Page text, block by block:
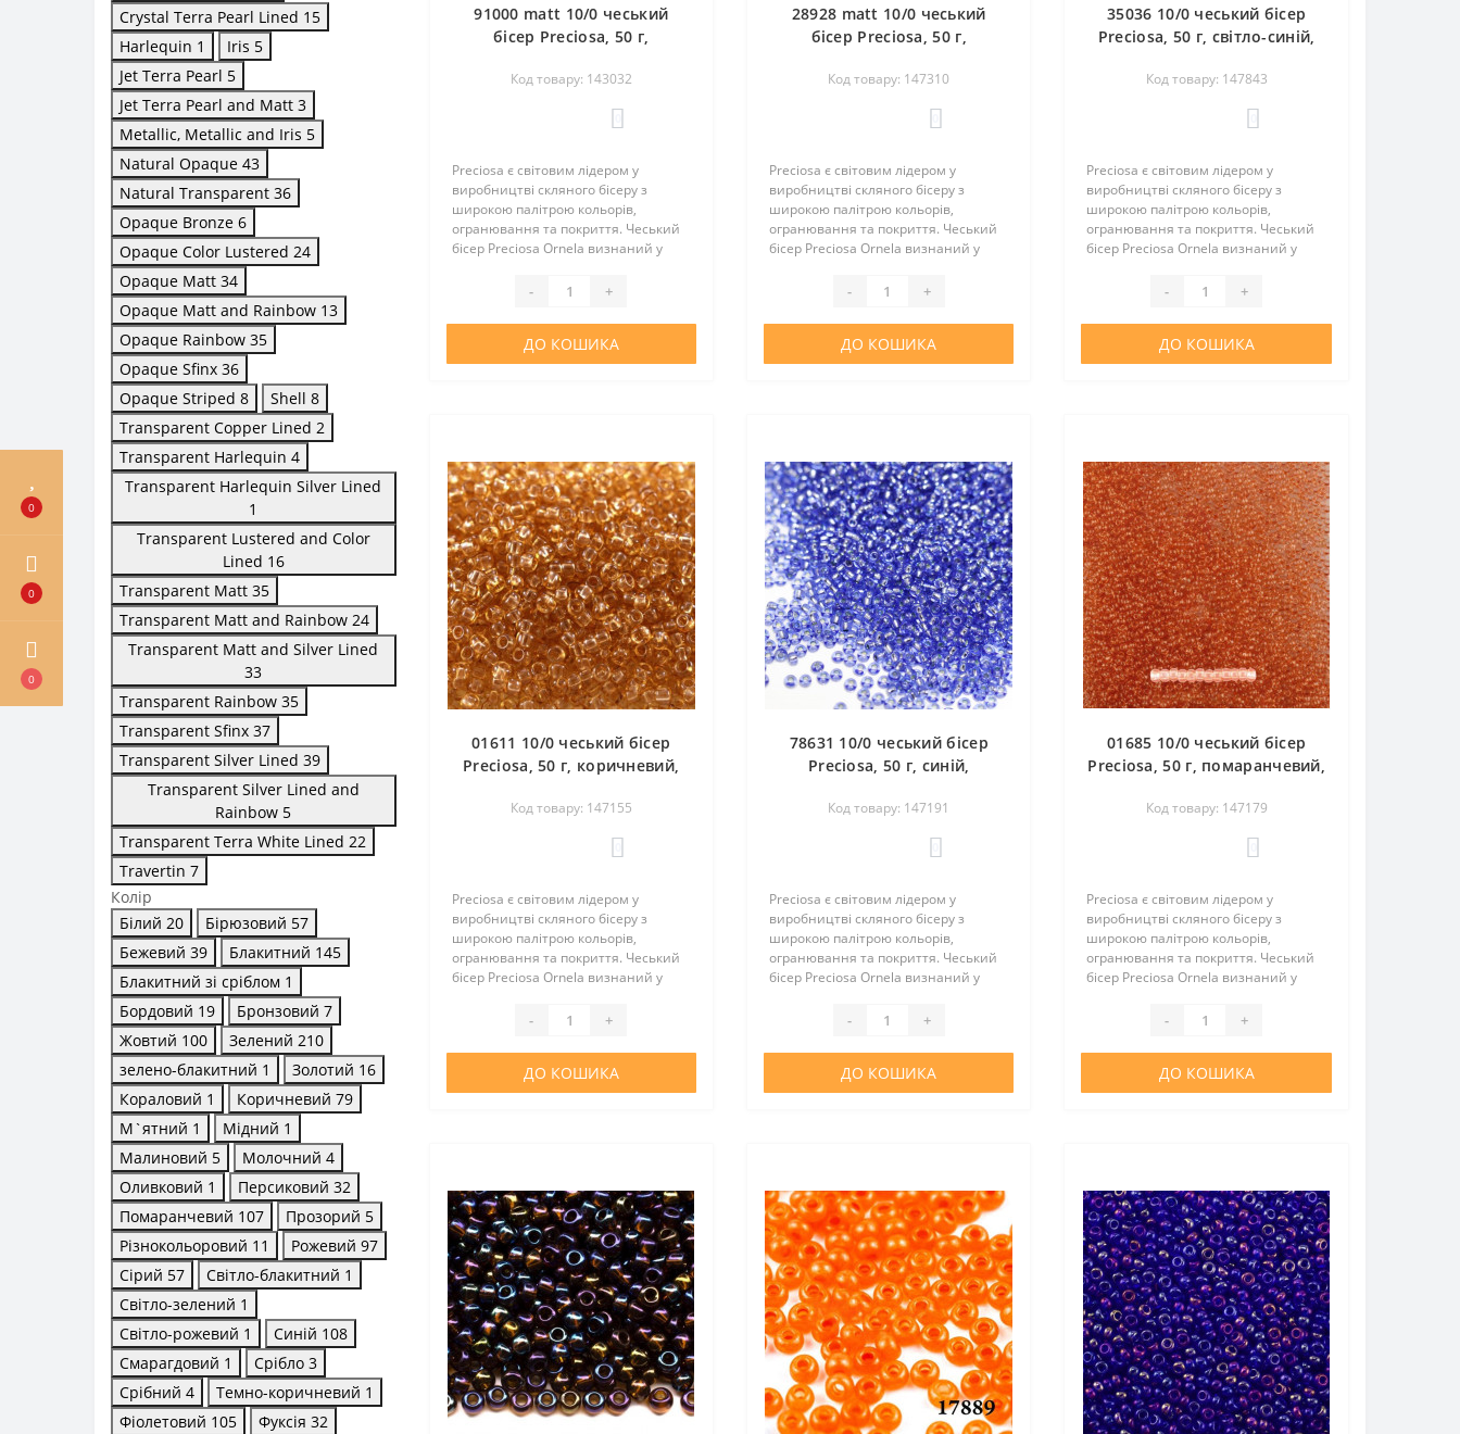
0
0
0
Crystal Terra Pearl Lined 15
Harlequin 1 Iris 5
Jet Terra Pearl 5
Jet Terra Pearl and Matt 3
Metallic, Metallic and Iris 5
Natural Opaque 43
Natural Transparent 36
Opaque Bronze 6
Opaque Color Lustered 24
Opaque Matt 34
Opaque Matt and Rainbow 13
Opaque Rainbow 35
Opaque Sfinx 36
Opaque Striped 8 Shell 8
Transparent Copper Lined 2
Transparent Harlequin 4
Transparent Harlequin Silver Lined
1
Transparent Lustered and Color
Lined 16
Transparent Matt 35
Transparent Matt and Rainbow 24
Transparent Matt and Silver Lined
33
Transparent Rainbow 35
Transparent Sfinx 37
Transparent Silver Lined 39
Transparent Silver Lined and
Rainbow 5
Transparent Terra White Lined 22
Travertin 7
Колір
Білий 20 Бірюзовий 57
Бежевий 39 Блакитний 145
Блакитний зі сріблом 1
Бордовий 19 Бронзовий 7
Жовтий 100 Зелений 210
зелено-блакитний 1 Золотий 16
Кораловий 1 Коричневий 79
М`ятний 1 Мідний 1
Малиновий 5 Молочний 4
Оливковий 1 Персиковий 32
Помаранчевий 107 Прозорий 5
Різнокольоровий 11 Рожевий 97
Сірий 57 Світло-блакитний 1
Світло-зелений 1
Світло-рожевий 1 Синій 108
Смарагдовий 1 Срібло 3
Срібний 4 Темно-коричневий 1
Фіолетовий 105 Фуксія 32
91000 matt 10/0 чеський
бісер Preciosa, 50 г,
райдужний матовий
Код товару: 143032
Preciosa є світовим лідером у
виробництві скляного бісеру з
широкою палітрою кольорів,
огранювання та покриття. Чеський
бісер Preciosa Ornela визнаний у
оптимальну вартість. Цей бісер
- +
ДО КОШИКА
28928 matt 10/0 чеський
бісер Preciosa, 50 г,
чорний бурштин
перламутровий матовий
Код товару: 147310
Preciosa є світовим лідером у
виробництві скляного бісеру з
широкою палітрою кольорів,
огранювання та покриття. Чеський
бісер Preciosa Ornela визнаний у
оптимальну вартість. Цей бісер
- +
ДО КОШИКА
35036 10/0 чеський бісер
Preciosa, 50 г, світло-синій,
Код товару: 147843
Preciosa є світовим лідером у
виробництві скляного бісеру з
широкою палітрою кольорів,
огранювання та покриття. Чеський
бісер Preciosa Ornela визнаний у
оптимальну вартість. Цей бісер
- +
ДО КОШИКА
01611 10/0 чеський бісер
Preciosa, 50 г, коричневий,
Код товару: 147155
Preciosa є світовим лідером у
виробництві скляного бісеру з
широкою палітрою кольорів,
огранювання та покриття. Чеський
бісер Preciosa Ornela визнаний у
оптимальну вартість. Цей бісер
- +
ДО КОШИКА
78631 10/0 чеський бісер
Preciosa, 50 г, синій,
блискучим срібним отвором
Код товару: 147191
Preciosa є світовим лідером у
виробництві скляного бісеру з
широкою палітрою кольорів,
огранювання та покриття. Чеський
бісер Preciosa Ornela визнаний у
оптимальну вартість. Цей бісер
- +
ДО КОШИКА
01685 10/0 чеський бісер
Preciosa, 50 г, помаранчевий,
Код товару: 147179
Preciosa є світовим лідером у
виробництві скляного бісеру з
широкою палітрою кольорів,
огранювання та покриття. Чеський
бісер Preciosa Ornela визнаний у
оптимальну вартість. Цей бісер
- +
ДО КОШИКА